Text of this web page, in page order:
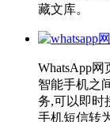
藏文库。
WhatsApp网
智能手机之
务,可以即时
手机短信转